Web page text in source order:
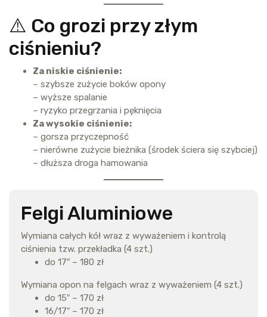
⚠️ Co grozi przy złym
ciśnieniu?
Za niskie ciśnienie:
– szybsze zużycie boków opony
– wyższe spalanie
– ryzyko przegrzania i pęknięcia
Za wysokie ciśnienie:
– gorsza przyczepność
– nierówne zużycie bieżnika (środek ściera się szybciej)
– dłuższa droga hamowania
Felgi Aluminiowe
Wymiana całych kół wraz z wyważeniem i kontrolą
ciśnienia tzw. przekładka (4 szt.)
do 17″ – 180 zł
Wymiana opon na felgach wraz z wyważeniem (4 szt.)
do 15″ – 170 zł
16/17″ – 170 zł